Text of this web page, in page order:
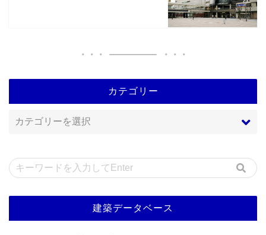
カテゴリー
建築データベース